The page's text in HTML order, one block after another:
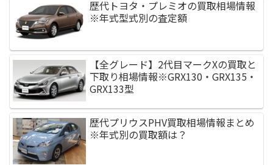
歴代トヨタ・プレミオの買取相場情報
※年式型式別の査定額
【全グレード】2代目マークXの買取と
下取り相場情報※GRX130・GRX135・
GRX133型
歴代プリウスPHV買取相場情報まとめ
※年式別の買取額は？